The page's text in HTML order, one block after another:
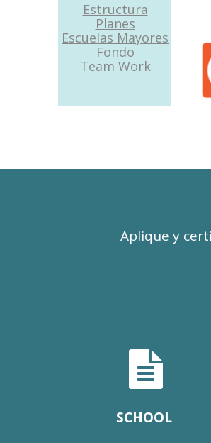
Estructura
Planes
Escuelas Mayores
Fondo
Team Work
Aplique y
...

SCHOOL